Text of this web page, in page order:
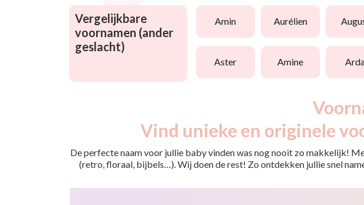
Vergelijkbare
voornamen (ander
geslacht)
amin aurélien
aster amine
Vind unieke en originele
De perfecte naam voor jullie baby vinden was nog nooit zo makkelijk!
(retro, floraal, bijbels…). Wij doen de rest! Zo ontdekken jullie snel